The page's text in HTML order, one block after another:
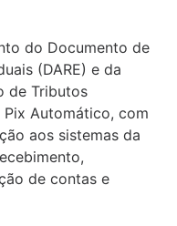
do Documento de
(DARE) e da
de Tributos
Pix Automático, com
aos sistemas da
de contas e